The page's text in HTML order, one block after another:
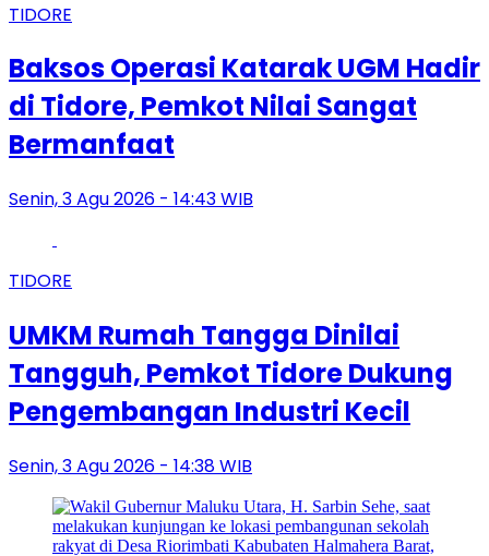
TIDORE
Baksos Operasi Katarak UGM Hadir
di Tidore, Pemkot Nilai Sangat
Bermanfaat
Senin, 3 Agu 2026 - 14:43 WIB
TIDORE
UMKM Rumah Tangga Dinilai
Tangguh, Pemkot Tidore Dukung
Pengembangan Industri Kecil
Senin, 3 Agu 2026 - 14:38 WIB